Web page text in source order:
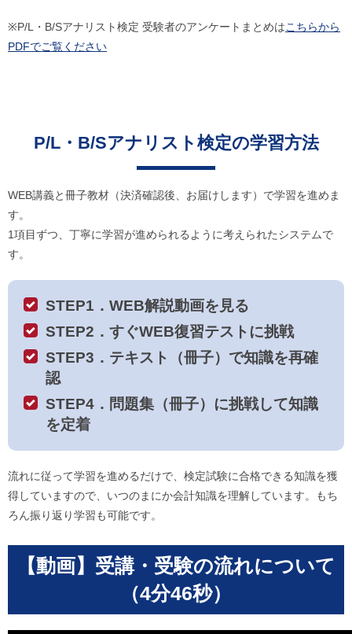
※P/L・B/Sアナリスト検定 受験者のアンケートまとめはこちらから
PDFでご覧ください
P/L・B/Sアナリスト検定の学習方法
WEB講義と冊子教材（決済確認後、お届けします）で学習を進めま
す。
1項目ずつ、丁寧に学習が進められるように考えられたシステムで
す。
STEP1．WEB解説動画を見る
STEP2．すぐWEB復習テストに挑戦
STEP3．テキスト（冊子）で知識を再確
認
STEP4．問題集（冊子）に挑戦して知識
を定着
流れに従って学習を進めるだけで、検定試験に合格できる知識を獲
得していますので、いつのまにか会計知識を理解しています。もち
ろん振り返り学習も可能です。
【動画】受講・受験の流れについて
（4分46秒）